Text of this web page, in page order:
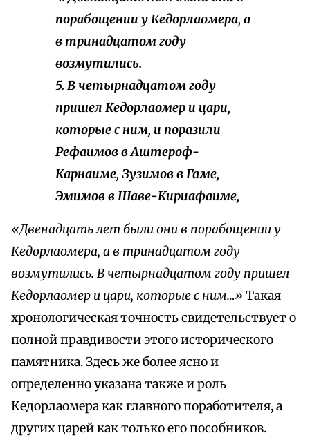
порабощении у Кедорлаомера, а
в тринадцатом году
возмутились.
5. В четырнадцатом году
пришел Кедорлаомер и цари,
которые с ним, и поразили
Рефаимов в Аштероф-
Карнаиме, Зузимов в Гаме,
Эмимов в Шаве-Кириафаиме,
«Двенадцать лет были они в порабощении у
Кедорлаомера, а в тринадцатом году
возмутились. В четырнадцатом году пришел
Кедорлаомер и цари, которые с ним…» Такая
хронологическая точность свидетельствует о
полной правдивости этого исторического
памятника. Здесь же более ясно и
определенно указана также и роль
Кедорлаомера как главного поработителя, а
других царей как только его пособников.